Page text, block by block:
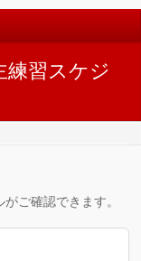
練習スケジ
ご確認できます。